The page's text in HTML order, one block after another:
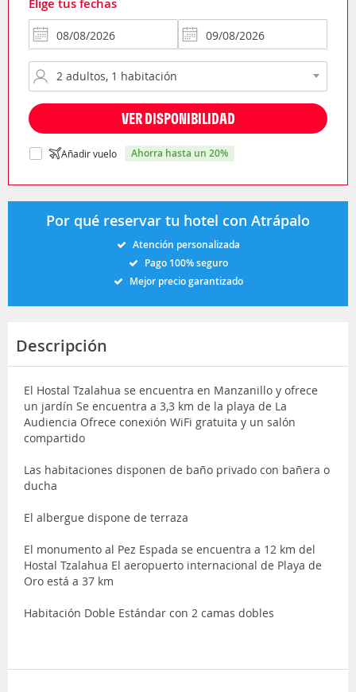
Elige tus fechas
VER DISPONIBILIDAD
Añadir vuelo ahorra hasta un 20%
Por qué reservar tu hotel con Atrápalo
Atención personalizada
Pago 100% seguro
Mejor precio garantizado
Descripción
El Hostal Tzalahua se encuentra en Manzanillo y ofrece
un jardín Se encuentra a 3,3 km de la playa de La
Audiencia Ofrece conexión WiFi gratuita y un salón
compartido
Las habitaciones disponen de baño privado con bañera o
ducha
El albergue dispone de terraza
El monumento al Pez Espada se encuentra a 12 km del
Hostal Tzalahua El aeropuerto internacional de Playa de
Oro está a 37 km
Habitación Doble Estándar con 2 camas dobles